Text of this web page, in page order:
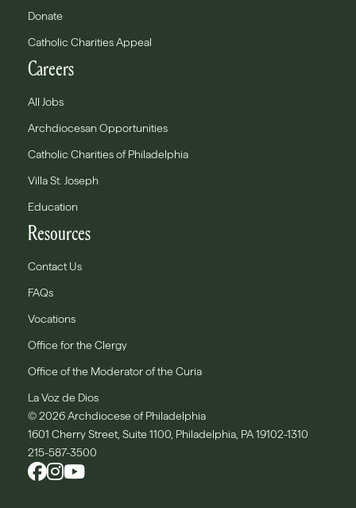
Donate
Catholic Charities Appeal
Careers
All Jobs
Archdiocesan Opportunities
Catholic Charities of Philadelphia
Villa St. Joseph
Education
Resources
Contact Us
FAQs
Vocations
Office for the Clergy
Office of the Moderator of the Curia
La Voz de Dios
© 2026 Archdiocese of Philadelphia
1601 Cherry Street, Suite 1100, Philadelphia, PA 19102-1310
215-587-3500